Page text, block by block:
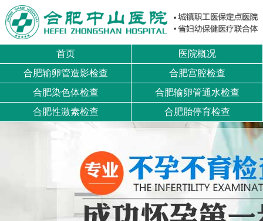
首页
医院概况
合肥输卵管造影检查
合肥宫腔检查
合肥染色体检查
合肥输卵管通水检查
合肥性激素检查
合肥胎停育检查